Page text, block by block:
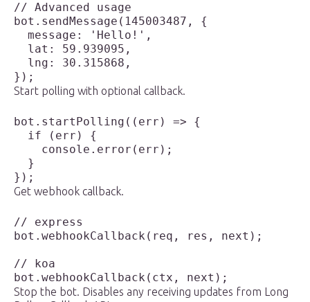
// Advanced usage
bot.sendMessage(145003487, {
  message: 'Hello!',
  lat: 59.939095,
  lng: 30.315868,
});
Start polling with optional callback.
bot.startPolling((err) => {
  if (err) {
    console.error(err);
  }
});
Get webhook callback.
// express
bot.webhookCallback(req, res, next);
// koa
bot.webhookCallback(ctx, next);
Stop the bot. Disables any receiving updates from Long